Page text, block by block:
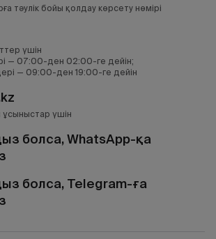
тәулік бойы қолдау көрсету нөмірі
үшін
— 07:00-ден 02:00-ге дейін;
— 09:00-ден 19:00-ге дейін
үшін
болса, WhatsApp-қа
болса, Telegram-ға